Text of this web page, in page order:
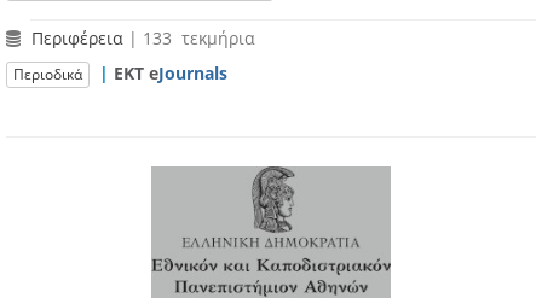
Περιφέρεια | 133 τεκμήρια
Περιοδικά | ΕΚΤ eJournals